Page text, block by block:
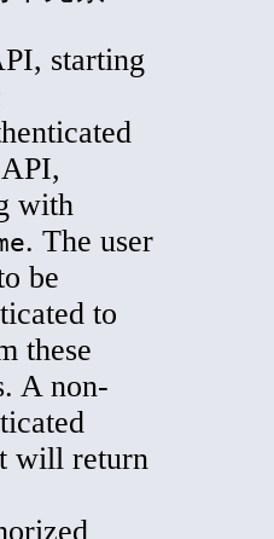
starting
with
. The user
be
to
these
A non-
will return